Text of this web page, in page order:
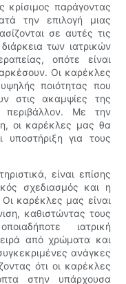
κρίσιμος παράγοντας
την επιλογή μιας
σε αυτές τις
των ιατρικών
οπότε είναι
Οι καρέκλες
ποιότητας που
στις ακαμψίες της
περιβάλλον. Με την
οι καρέκλες μας θα
για τους
είναι επίσης
σχεδιασμός και η
καρέκλες μας είναι
καθιστώντας τους
ιατρική
από χρώματα και
ανάγκες
ότι οι καρέκλες
στην υπάρχουσα